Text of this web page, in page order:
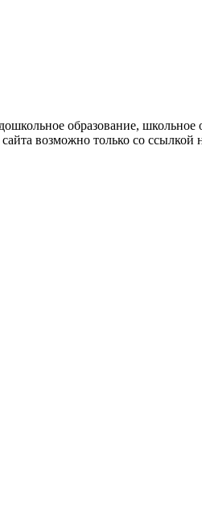
образование, школьное
возможно только со ссылкой